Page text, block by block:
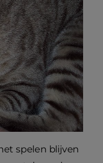
spelen blijven